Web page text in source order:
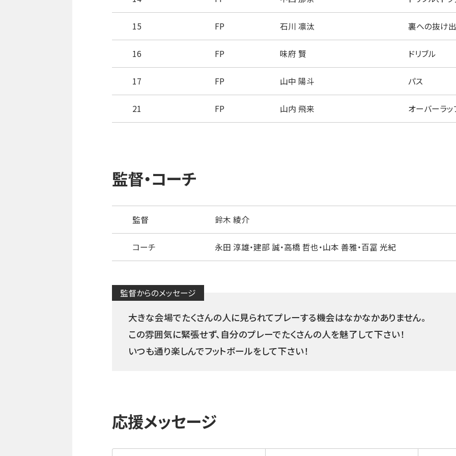
15 FP 石川 凛汰 裏への抜け
16 FP 味府 賢 ドリブル
17 FP 山中 陽斗 パス
21 FP 山内 飛来 オーバーラッ
監督・コーチ
監督 鈴木 綾介
コーチ 永田 淳雄・建部 誠・高橋 哲也・山本 善雅・百冨 光紀
監督からのメッセージ
大きな会場でたくさんの人に見られてプレーする機会はなかなかありません。
この雰囲気に緊張せず、自分のプレーでたくさんの人を魅了して下さい！
いつも通り楽しんでフットボールをして下さい！
応援メッセージ